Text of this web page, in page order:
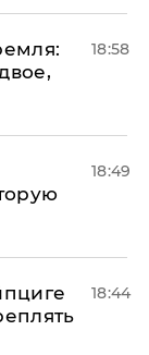
18:58
18:49
18:44